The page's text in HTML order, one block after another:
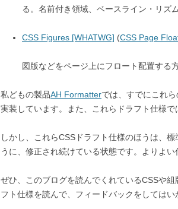
る。名前付き領域、ベースライン・リズ
CSS Figures [WHATWG] (CSS Page
図版などをページ上にフロート配置する
私どもの製品AH Formatterでは、すでにこれ
実装しています。また、これらドラフト仕様
しかし、これらCSSドラフト仕様のほうは、
うに、修正され続けている状態です。よりよ
ぜひ、このブログを読んでくれているCSSや
フト仕様を読んで、フィードバックをしてはい